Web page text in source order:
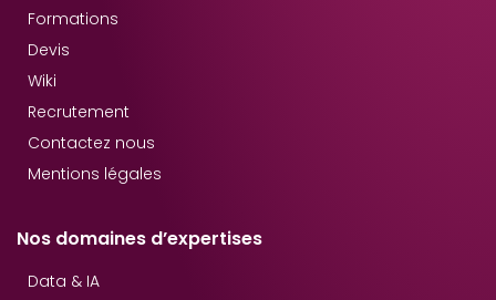
Formations
Devis
Wiki
Recrutement
Contactez nous
Mentions légales
Nos domaines d’expertises
Data & IA